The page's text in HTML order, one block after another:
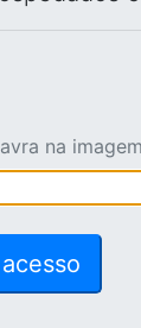
na